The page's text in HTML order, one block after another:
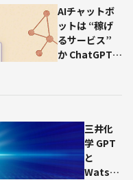
ーク
S」
配備
イン
へ
AIチャットボ
ットは “稼げ
るサービス”
か ChatGPT競
倍
三井化
学 GPT
と
Watson